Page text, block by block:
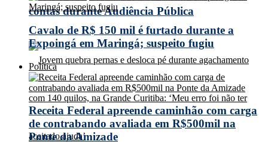
contas durante Audiência Pública
Cavalo de R$ 150 mil é furtado durante a
Expoingá em Maringá; suspeito fugiu
Política
Receita Federal apreende caminhão com carga
de contrabando avaliada em R$500mil na
Ponte da Amizade